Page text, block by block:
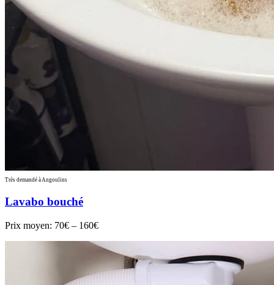
Très demandé à Angoulins
Lavabo bouché
Prix moyen: 70€ – 160€